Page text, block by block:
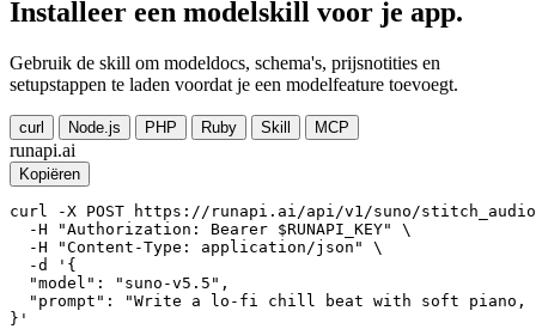
Installeer een modelskill voor je app.
Gebruik de skill om modeldocs, schema's, prijsnotities en
setupstappen te laden voordat je een modelfeature toevoegt.
curl Node.js PHP Ruby Skill MCP
runapi.ai
Kopiëren
curl -X POST https://runapi.ai/api/v1/suno/
  -H "Authorization: Bearer $RUNAPI_KEY" \
  -H "Content-Type: application/json" \
  -d '{
  "model": "suno-v5.5",
"prompt": "Write a lo-fi chill beat with soft
}'